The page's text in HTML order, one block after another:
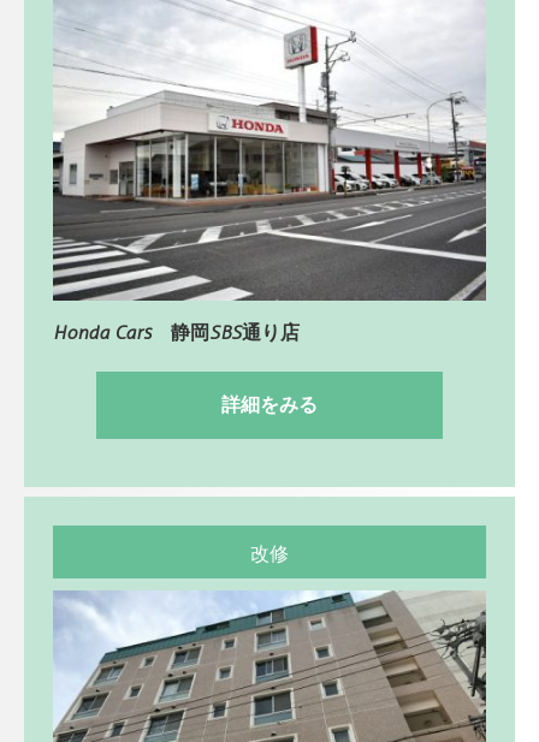
Honda Cars 静岡SBS通り店
詳細をみる
改修